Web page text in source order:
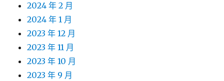
2024 年 2 月
2024 年 1 月
2023 年 12 月
2023 年 11 月
2023 年 10 月
2023 年 9 月